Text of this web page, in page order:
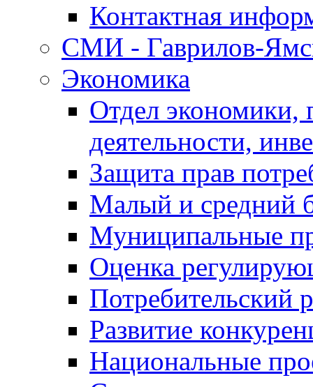
Контактная
СМИ - Гаврилов-
Экономика
Отдел экономики,
деятельности,
Защита прав
Малый и средний
Муниципальные
Оценка
Потребительский
Развитие
Национальные